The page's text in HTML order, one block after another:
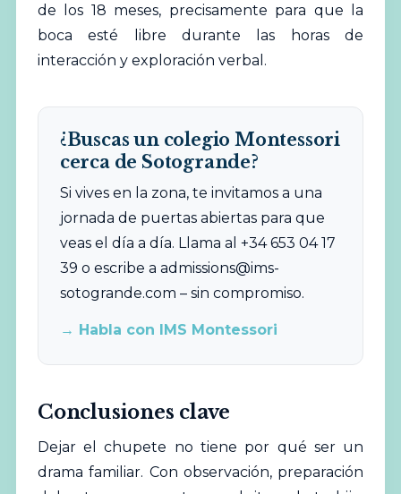
de los 18 meses, precisamente para que la
boca esté libre durante las horas de
interacción y exploración verbal.
¿Buscas un colegio Montessori
cerca de Sotogrande?
Si vives en la zona, te invitamos a una
jornada de puertas abiertas para que
veas el día a día. Llama al +34 653 04 17
39 o escribe a admissions@ims-
sotogrande.com – sin compromiso.
→ Habla con IMS Montessori
Conclusiones clave
Dejar el chupete no tiene por qué ser un
drama familiar. Con observación, preparación